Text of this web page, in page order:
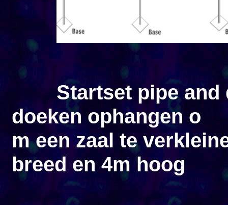
Startset pipe
doeken ophangen o
m een zaal te
breed en 4m hoog